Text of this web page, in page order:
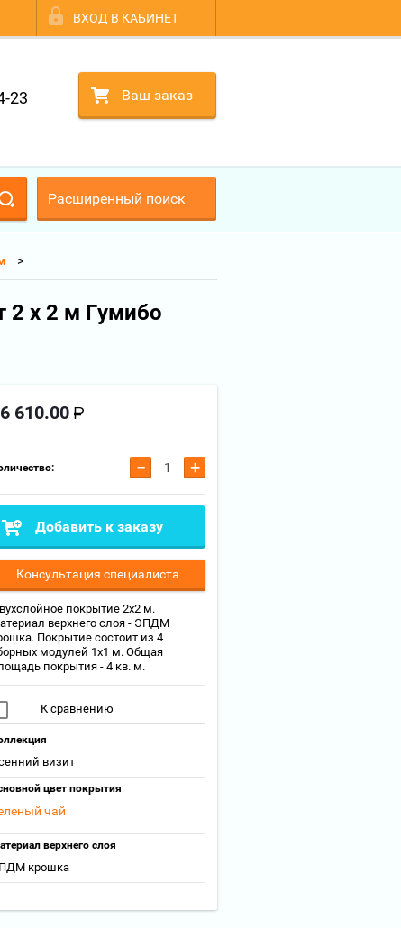
ВХОД В КАБИНЕТ
23 Ваш заказ
Расширенный поиск
2 х 2 м Гумибо
610.00
− +
Добавить к заказу
Консультация специалиста
покрытие 2х2 м.
верхнего слоя - ЭПДМ
Покрытие состоит из 4
модулей 1х1 м. Общая
покрытия - 4 кв. м.
К сравнению
визит
цвет покрытия
чай
верхнего слоя
крошка